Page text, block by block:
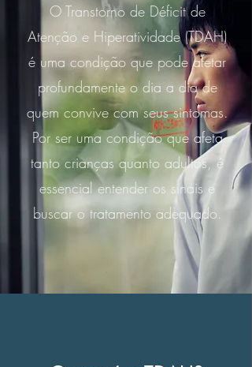
O Transtorno de Déficit de
Atenção e Hiperatividade (TDAH)
é uma condição que pode afetar
profundamente o dia a dia de
quem convive com seus sintomas.
Por ser uma condição que afeta
tanto crianças quanto adultos, é
essencial entender os sinais e
buscar o tratamento adequado.